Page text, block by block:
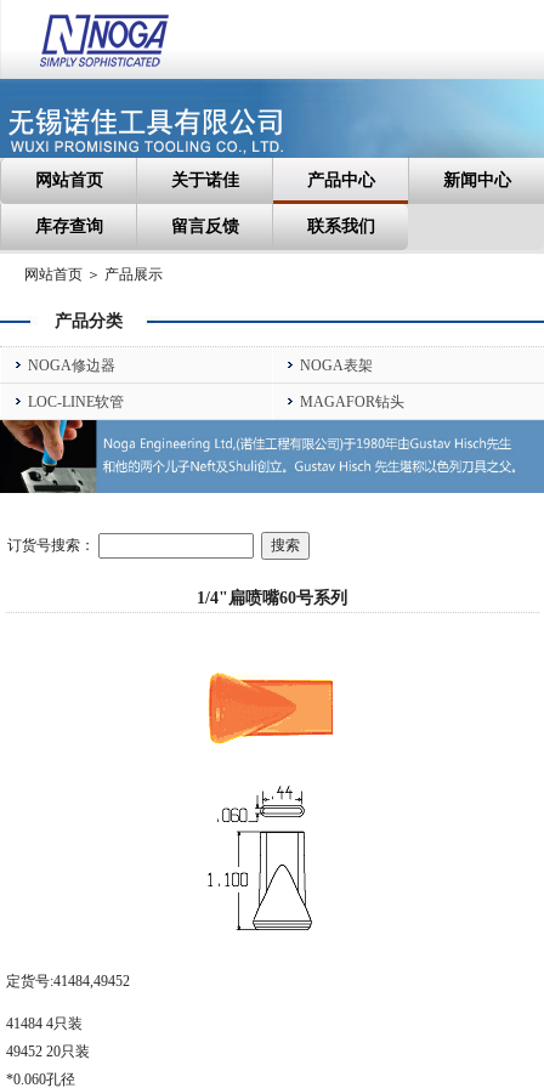
网站首页 关于诺佳 产品中心 新闻中心
库存查询 留言反馈 联系我们
网站首页 ＞ 产品展示
产品分类
NOGA修边器 NOGA表架
LOC-LINE软管 MAGAFOR钻头
订货号搜索：
1/4"扁喷嘴60号系列
定货号:41484,49452
41484 4只装
49452 20只装
*0.060孔径